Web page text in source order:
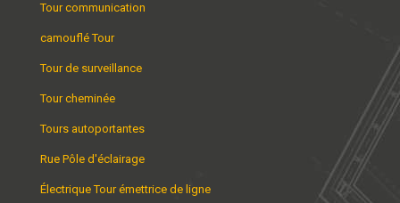
Tour communication
camouflé Tour
Tour de surveillance
Tour cheminée
Tours autoportantes
Rue Pôle d'éclairage
Électrique Tour émettrice de ligne